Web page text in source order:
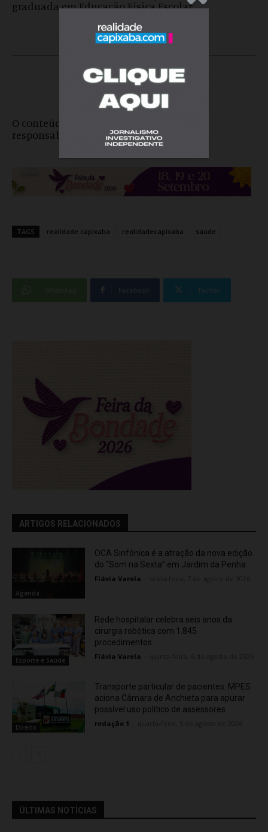
graduada em Educação Física Escolar.
O conteúdo do texto é exclusivo e de
responsabilidade do autor.
TAGS realidade capixaba realidadecapixaba saude
Facebook Twitter
ARTIGOS RELACIONADOS
Agenda
OCA Sinfônica é a atração da nova edição
do “Som na Sexta” em Jardim da Penha
Flávia Varela
Esporte e Saúde
Rede hospitalar celebra seis anos da
cirurgia robótica com 1.845
procedimentos
Flávia Varela
Direito
Transporte particular de pacientes: MPES
aciona Câmara de Anchieta para apurar
possível uso político de assessores
redação 1
ÚLTIMAS NOTÍCIAS